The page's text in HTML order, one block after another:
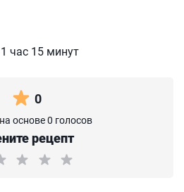
1 час 15 минут
0
основе 0 голосов
рецепт